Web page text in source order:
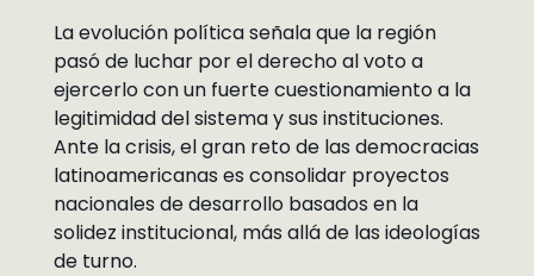
La evolución política señala que la región
pasó de luchar por el derecho al voto a
ejercerlo con un fuerte cuestionamiento a la
legitimidad del sistema y sus instituciones.
Ante la crisis, el gran reto de las democracias
latinoamericanas es consolidar proyectos
nacionales de desarrollo basados en la
solidez institucional, más allá de las ideologías
de turno.